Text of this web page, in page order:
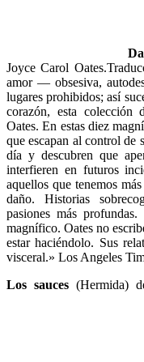
Joyce Carol
amor — obsesiva,
lugares prohibidos; así
corazón, esta colección
Oates. En estas diez
que escapan al control de
día y descubren que
interfieren en futuros
aquellos que tenemos
daño. Historias
pasiones más
magnífico. Oates no
estar haciéndolo. Sus
visceral.» Los Angeles
Los sauces (Hermida)